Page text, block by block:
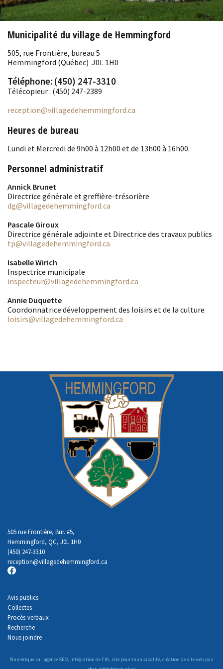
Municipalité du village de Hemmingford
505, rue Frontière, bureau 5
Hemmingford (Québec) J0L 1H0
Téléphone: (450) 247-3310
Télécopieur : (450) 247-2389
reception@villagedehemmingford.ca
Heures de bureau
Lundi et Mercredi de 9h00 à 12h00 et de 13h00 à 16h00.
Personnel administratif
Annick Brunet
Directrice générale et greffière-trésorière
dg@villagedehemmingford.ca
Pascale Giroux
Directrice générale adjointe et Directrice des travaux publics
tp@villagedehemmingford.ca
Isabelle Wirich
Inspectrice municipale
inspecteur@villagedehemmingford.ca
Annie Duquette
Coordonnatrice développement des loisirs et de la culture
loisirs@villagedehemmingford.ca
505 rue Frontière, Bur. #5,
Hemmingford, QC, J0L 1H0
(450) 247-3310
reception@villagedehemmingford.ca
Avis publics
Collectes
Procès-verbaux
Recherche
Nous joindre
Numérique.ca : agence SEO, intégration de l'IA, site pour municipalité, création de site web pas